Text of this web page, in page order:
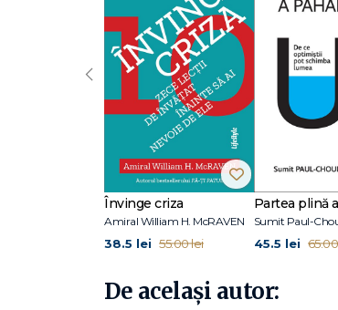
Cu descrieri detaliate, instrucțiuni pas cu
metodele de întindere, întărire și
respirația, alinierea și mișcarea, în timp
flexibilității.
Folosește secțiunile „Personalizați-vă
nevoi. Modificările fac ca fiecare exercițiu
servesc drept repere valoroase în
concentrare și conștientizare de sine,
Fie că abia începi să explorezi
de referință unică, pe care o vei consulta
este practicant și
Arts and Science International (BASI)
Învinge criza
Amiral William H. McRAVEN
38.5 lei 55.00 lei
Partea plină
Sumit Paul-
45.5 lei
‹
De același autor: